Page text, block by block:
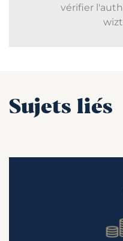
vérifier
Sujets liés